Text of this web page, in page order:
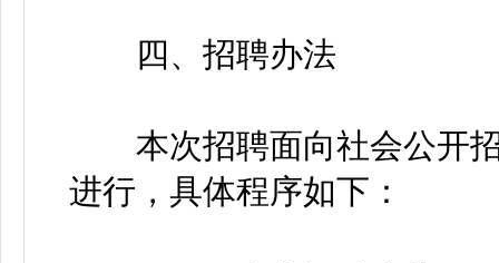
四、招聘办法
本次招聘面向社会公开招
进行，具体程序如下：